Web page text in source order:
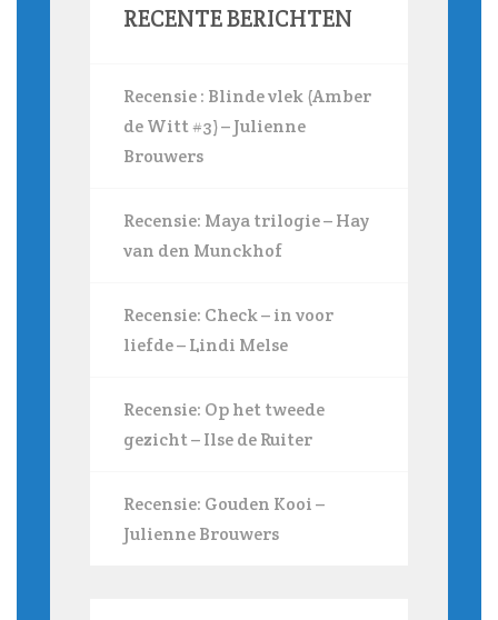
RECENTE BERICHTEN
Recensie : Blinde vlek (Amber
de Witt #3) – Julienne
Brouwers
Recensie: Maya trilogie – Hay
van den Munckhof
Recensie: Check – in voor
liefde – Lindi Melse
Recensie: Op het tweede
gezicht – Ilse de Ruiter
Recensie: Gouden Kooi –
Julienne Brouwers